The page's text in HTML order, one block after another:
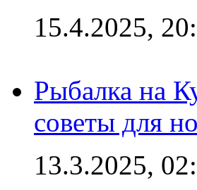
15.4.2025,
Рыбалка на
советы для
13.3.2025,